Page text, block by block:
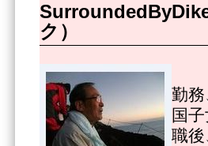
ク）
勤
国
職